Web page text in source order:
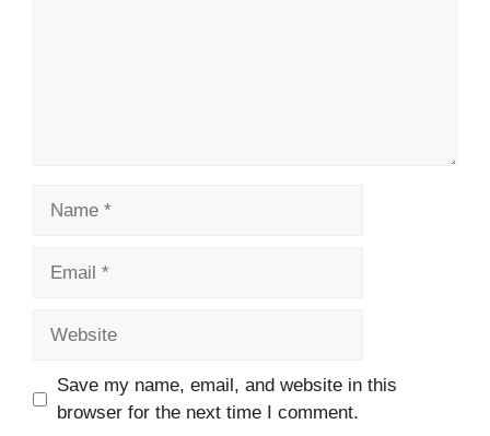
Save my name, email, and website in this
browser for the next time I comment.